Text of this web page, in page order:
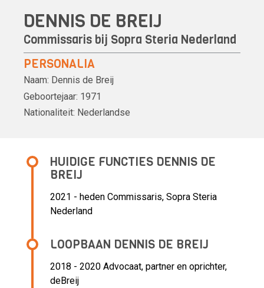
DENNIS DE BREIJ
Commissaris bij Sopra Steria Nederland
PERSONALIA
Naam: Dennis de Breij
Geboortejaar: 1971
Nationaliteit: Nederlandse
HUIDIGE FUNCTIES DENNIS DE
BREIJ
2021 - heden Commissaris, Sopra Steria
Nederland
LOOPBAAN DENNIS DE BREIJ
2018 - 2020 Advocaat, partner en oprichter,
deBreij